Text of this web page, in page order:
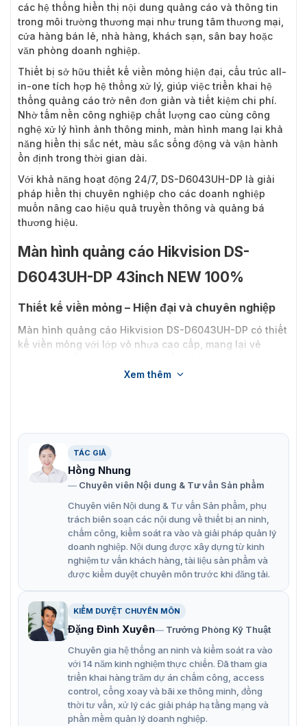
các hệ thống hiển thị nội dung quảng cáo và thông tin
trong môi trường thương mại như trung tâm thương mại,
cửa hàng bán lẻ, nhà hàng, khách sạn, sân bay hoặc
văn phòng doanh nghiệp.
Thiết bị sở hữu thiết kế viền mỏng hiện đại, cấu trúc all-
in-one tích hợp hệ thống xử lý, giúp việc triển khai hệ
thống quảng cáo trở nên đơn giản và tiết kiệm chi phí.
Nhờ tấm nền công nghiệp chất lượng cao cùng công
nghệ xử lý hình ảnh thông minh, màn hình mang lại khả
năng hiển thị sắc nét, màu sắc sống động và vận hành
ổn định trong thời gian dài.
Với khả năng hoạt động 24/7, DS-D6043UH-DP là giải
pháp hiển thị chuyên nghiệp cho các doanh nghiệp
muốn nâng cao hiệu quả truyền thông và quảng bá
thương hiệu.
Màn hình quảng cáo Hikvision DS-
D6043UH-DP 43inch NEW 100%
Thiết kế viền mỏng – Hiện đại và chuyên nghiệp
Màn hình quảng cáo Hikvision DS-D6043UH-DP có thiết
kế viền mỏng với lớp vỏ nhựa cao cấp, mang lại vẻ
Cấu trúc all-in-one tích hợp sẵn hệ thống xử lý nội dung
Cửa hàng bán lẻ
Trung tâm thương mại
Khách sạn – resort
Sân bay – nhà ga
Văn phòng doanh nghiệp
Thiết kế linh hoạt cho phép lắp đặt theo chiều ngang
hoặc chiều dọc, đáp ứng nhiều nhu cầu hiển thị khác
nhau.
Hiển thị sắc nét với tấm nền công nghiệp A+
Hikvision DS-D6043UH-DP được trang bị tấm nền công
nghiệp Industrial A+ Panel, mang lại chất lượng hình
ảnh vượt trội và độ bền cao.
Thiết bị tích hợp các công nghệ xử lý hình ảnh hiện đại
Xem thêm
TÁC GIẢ
Hồng Nhung
Chuyên viên Nội dung & Tư vấn Sản phẩm
Chuyên viên Nội dung & Tư vấn Sản phẩm, phụ
trách biên soạn các nội dung về thiết bị an ninh,
chấm công, kiểm soát ra vào và giải pháp quản lý
doanh nghiệp. Nội dung được xây dựng từ kinh
nghiệm tư vấn khách hàng, tài liệu sản phẩm và
được kiểm duyệt chuyên môn trước khi đăng tải.
KIỂM DUYỆT CHUYÊN MÔN
Đặng Đình Xuyên
Trưởng Phòng Kỹ Thuật
Chuyên gia hệ thống an ninh và kiểm soát ra vào
với 14 năm kinh nghiệm thực chiến. Đã tham gia
triển khai hàng trăm dự án chấm công, access
control, cổng xoay và bãi xe thông minh, đồng
thời tư vấn, xử lý các giải pháp hạ tầng mạng và
phần mềm quản lý doanh nghiệp.